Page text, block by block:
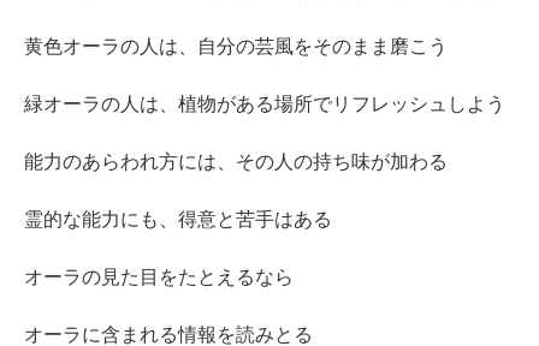
黄色オーラの人は、自分の芸風をそのまま磨こう
緑オーラの人は、植物がある場所でリフレッシュしよう
能力のあらわれ方には、その人の持ち味が加わる
霊的な能力にも、得意と苦手はある
オーラの見た目をたとえるなら
オーラに含まれる情報を読みとる